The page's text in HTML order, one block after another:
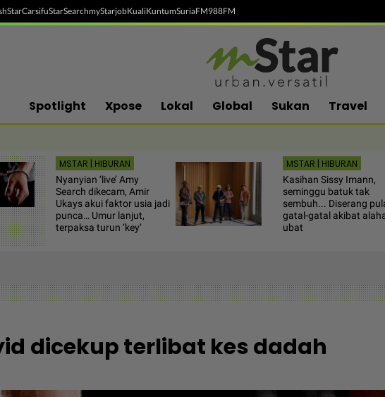
StarCarsifuStarSearchmyStarjobKualiKuntumSuriaFM988FM
Spotlight Xpose Lokal Global Sukan Travel
MSTAR | HIBURAN
Nyanyian ‘live’ Amy
Search dikecam, Amir
Ukays akui faktor usia jadi
punca… Umur lanjut,
terpaksa turun ‘key’
MSTAR | HIBURAN
Kasihan Sissy Imann,
seminggu batuk tak
sembuh... Diserang
gatal-gatal akibat
ubat
dicekup terlibat kes dadah